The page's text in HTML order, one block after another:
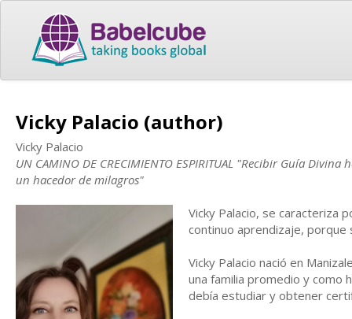
Vicky Palacio (author)
Vicky Palacio
UN CAMINO DE CRECIMIENTO ESPIRITUAL "Recibir Guía
un hacedor de milagros"
Vicky Palacio, se caracteriza
continuo aprendizaje,
Vicky Palacio nació en
una familia promedio y como
debía estudiar y obtener